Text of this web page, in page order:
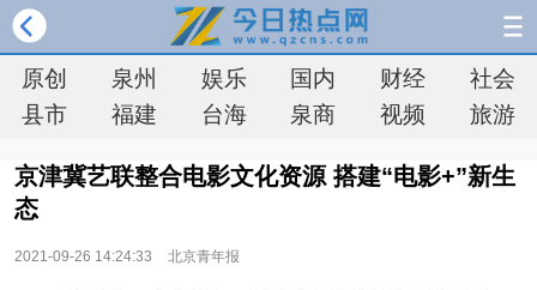
原创 泉州 娱乐 国内 财经
社会
县市
福建 台海 泉商 视频 旅游
京津冀艺联整合电影文化资源 搭建“电影+”新生
态
2021-09-26 14:24:33 北京青年报